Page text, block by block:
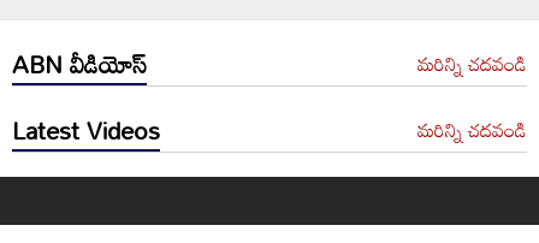
ABN వీడియోస్ మరిన్ని చదవండి
Latest Videos మరిన్ని చదవండి